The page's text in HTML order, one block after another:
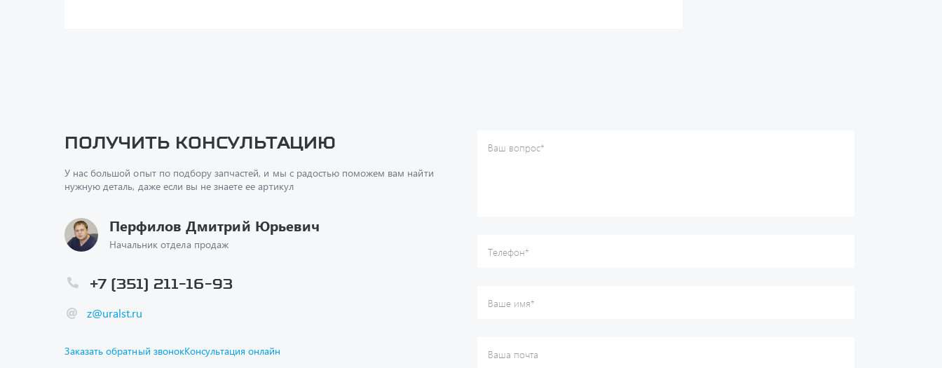
Получить консультацию
У нас большой опыт по подбору запчастей, и мы с радостью поможем вам найти
нужную деталь, даже если вы не знаете ее артикул
Перфилов Дмитрий Юрьевич
Начальник отдела продаж
z@uralst.ru
+7 (351) 211-16-93
Заказать обратный звонокКонсультация онлайн
Ваш вопрос*